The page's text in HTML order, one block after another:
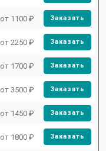
от 1100 ₽ Заказать
от 2250 ₽ Заказать
от 1700 ₽ Заказать
от 3500 ₽ Заказать
от 1450 ₽ Заказать
от 1800 ₽ Заказать